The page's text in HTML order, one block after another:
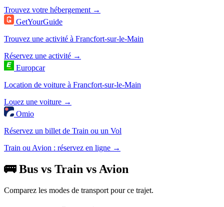
Trouvez votre hébergement →
GetYourGuide
Trouvez une activité à Francfort-sur-le-Main
Réservez une activité →
Europcar
Location de voiture à Francfort-sur-le-Main
Louez une voiture →
Omio
Réservez un billet de Train ou un Vol
Train ou Avion : réservez en ligne →
🚌 Bus vs Train vs Avion
Comparez les modes de transport pour ce trajet.